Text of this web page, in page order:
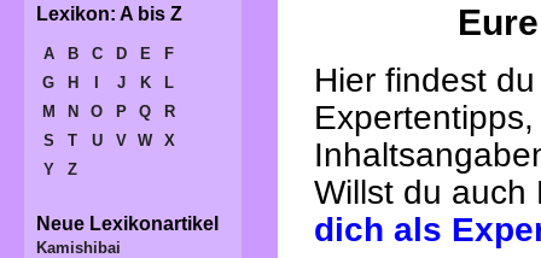
Hier findest
Willst du
dich als
Lexikon: A bis Z
A B C D E
F
G
H J K
L
M
N O P Q
R
S
T U V W
X
Y
Z
Neue Lexikonartikel
Kamishibai